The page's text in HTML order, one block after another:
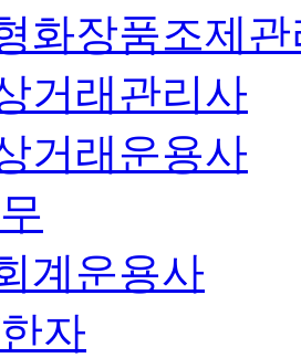
화장품조제
거래관리사
거래운용사
계운용사
자